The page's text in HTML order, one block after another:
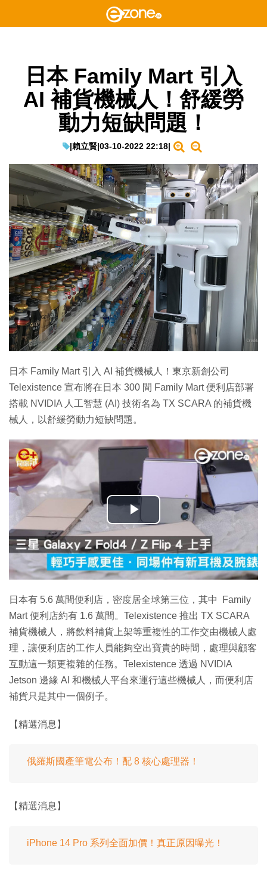
日本 Family Mart 引入
AI 補貨機械人！舒緩勞
動力短缺問題！
|賴立賢|03-10-2022 22:18|
日本 Family Mart 引入 AI 補貨機械人！東京新創公司
Telexistence 宣布將在日本 300 間 Family Mart 便利店部署
搭載 NVIDIA 人工智慧 (AI) 技術名為 TX SCARA 的補貨機
械人，以舒緩勞動力短缺問題。
播
放
影
片
日本有 5.6 萬間便利店，密度居全球第三位，其中 Family
Mart 便利店約有 1.6 萬間。Telexistence 推出 TX SCARA
補貨機械人，將飲料補貨上架等重複性的工作交由機械人處
理，讓便利店的工作人員能夠空出寶貴的時間，處理與顧客
互動這一類更複雜的任務。Telexistence 透過 NVIDIA
Jetson 邊緣 AI 和機械人平台來運行這些機械人，而便利店
補貨只是其中一個例子。
【精選消息】
俄羅斯國產筆電公布！配 8 核心處理器！
【精選消息】
iPhone 14 Pro 系列全面加價！真正原因曝光！